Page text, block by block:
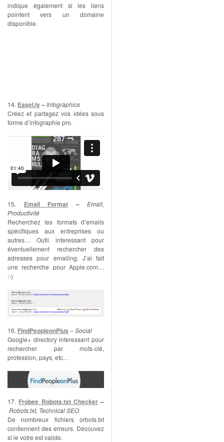
indique également si les liens
pointent vers un domaine
disponible.
14. Easel.ly– Infographics
Créez et partagez vos idées sous
forme d’infographie pro.
15. Email Format – Email,
Productivité
Recherchez les formats d’emails
spécifiques aux entreprises ou
autres… Outil interessant pour
éventuellement rechercher des
adresses pour emailing. J’ai fait
une recherche pour Apple.com…
:-)
16. FindPeopleonPlus –Social
Google+ directory interessant pour
rechercher par mots-clé,
profession, pays, etc…
17. Frobee Robots.txt Checker–
Robots.txt, Technical SEO
De nombreux fichiers orbots.txt
contiennent des erreurs. Découvez
si le votre est valide.